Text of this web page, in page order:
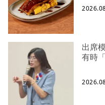
出席
有時